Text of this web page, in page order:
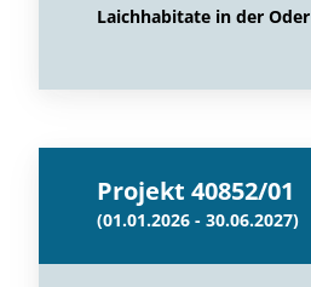
Laichhabitate in der Oder
Projekt 40852/01
(01.01.2026 - 30.06.2027)